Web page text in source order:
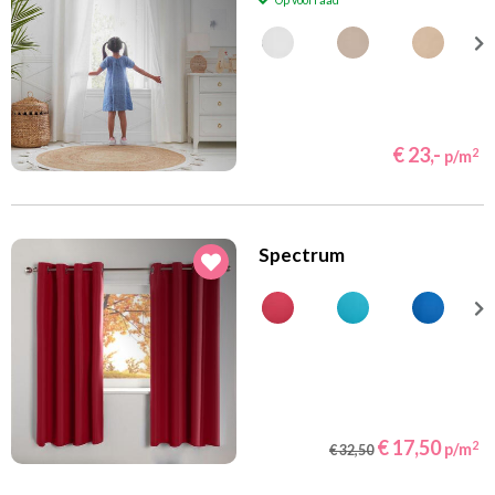
€ 23,- p/m2
Spectrum
€ 32,50 € 17,50 p/m2